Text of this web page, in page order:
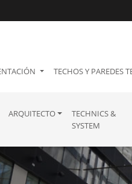
TECHOS Y PAREDES
ARQUITECTO
TECHNICS &
SYSTEM